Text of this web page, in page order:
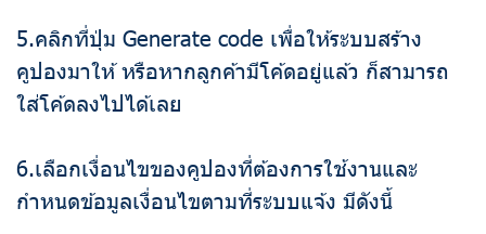
5.คลิกที่ปุ่ม Generate code เพื่อให้ระบบสร้าง
คูปองมาให้ หรือหากลูกค้ามีโค้ดอยู่แล้ว ก็สามารถ
ใส่โค้ดลงไปได้เลย
6.เลือกเงื่อนไขของคูปองที่ต้องการใช้งานและ
กำหนดข้อมูลเงื่อนไขตามที่ระบบแจ้ง มีดังนี้